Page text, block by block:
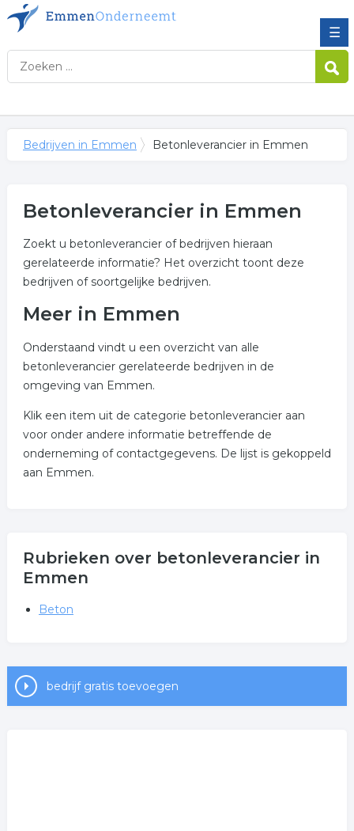
☰
Bedrijven in Emmen Betonleverancier in Emmen
Betonleverancier in Emmen
Zoekt u betonleverancier of bedrijven hieraan
gerelateerde informatie? Het overzicht toont deze
bedrijven of soortgelijke bedrijven.
Meer in Emmen
Onderstaand vindt u een overzicht van alle
betonleverancier gerelateerde bedrijven in de
omgeving van Emmen.
Klik een item uit de categorie betonleverancier aan
voor onder andere informatie betreffende de
onderneming of contactgegevens. De lijst is gekoppeld
aan Emmen.
Rubrieken over betonleverancier in
Emmen
Beton
bedrijf gratis toevoegen